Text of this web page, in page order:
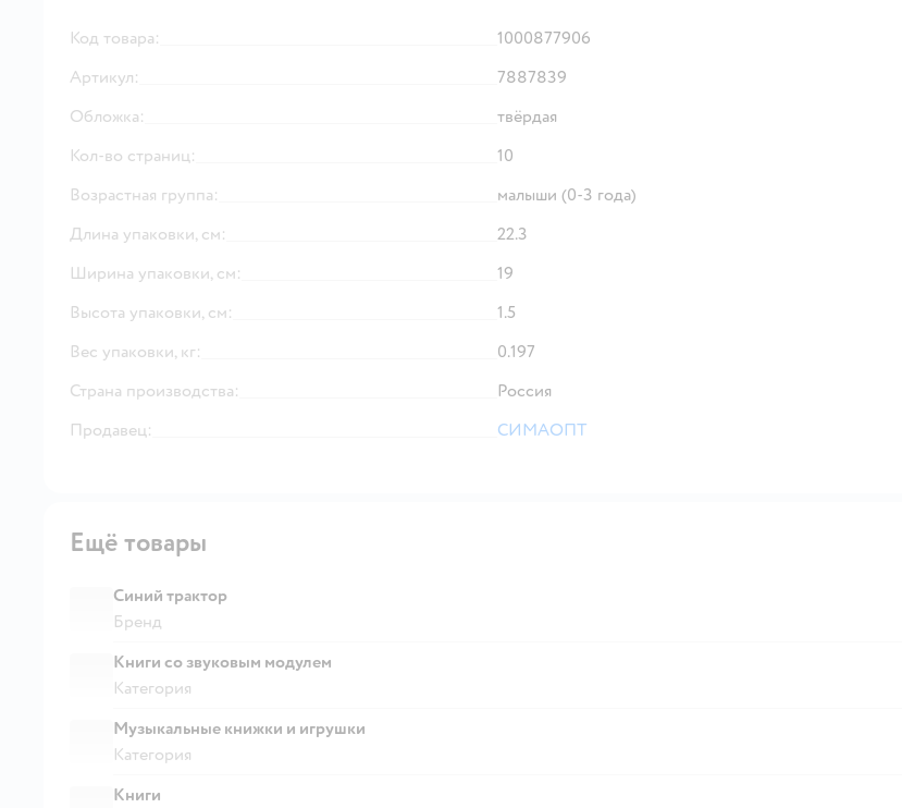
Код товара:
1000877906
Артикул:
7887839
Обложка:
твёрдая
Кол-во страниц:
10
Возрастная группа:
малыши (0-3 года)
Длина упаковки, см:
22.3
Ширина упаковки, см:
19
Высота упаковки, см:
1.5
Вес упаковки, кг:
0.197
Страна производства:
Россия
Продавец:
СИМАОПТ
Ещё товары
Синий трактор
Бренд
Книги со звуковым модулем
Категория
Музыкальные книжки и игрушки
Категория
Книги